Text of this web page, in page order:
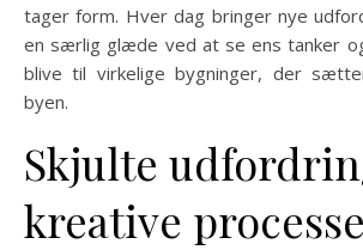
tager form. Hver dag bringer nye
en særlig glæde ved at se ens tanker
blive til virkelige bygninger, der
byen.
Skjulte
kreative